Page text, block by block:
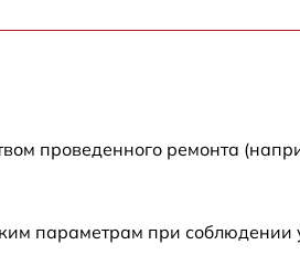
проведенного ремонта
параметрам при соблюдении